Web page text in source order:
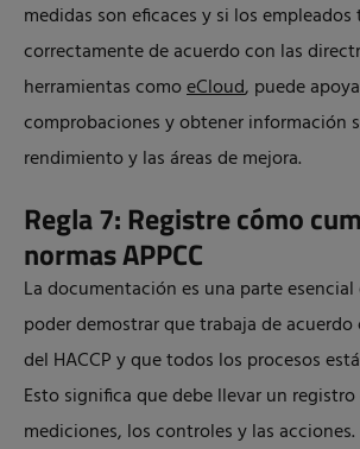
medidas son eficaces y si los empleados
correctamente de acuerdo con las
herramientas comoeCloud, puede
comprobaciones y obtener información
rendimiento y las áreas de mejora.
Regla 7: Registre cómo
normas APPCC
La documentación es una parte esencial
poder demostrar que trabaja de
del HACCP y que todos los procesos
Esto significa que debe llevar un registro
mediciones, los controles y las